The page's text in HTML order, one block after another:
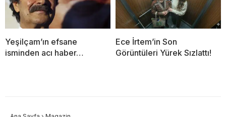
Yeşilçam’ın efsane
isminden acı haber…
Ece İrtem’in Son
Görüntüleri Yürek Sızlattı!